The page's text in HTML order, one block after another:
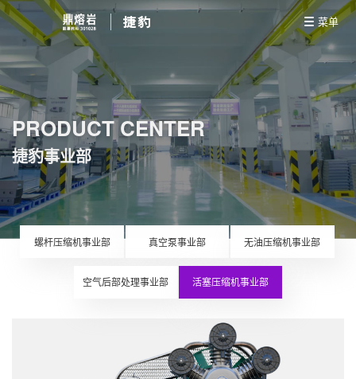
菜单
PRODUCT CENTER
捷豹事业部
螺杆压缩机事业部 真空泵事业部 无油压缩机事业部
空气后部处理事业部 活塞压缩机事业部